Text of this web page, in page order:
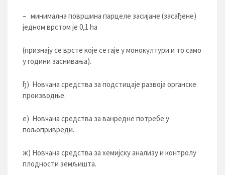
– минимална површина парцеле засијане (засађене)
једном врстом је 0,1 hа
(признају се врсте које се гаје у монокултури и то само
у години заснивања).
ђ) Новчана средства за подстицаје развоја органске
производње.
е) Новчана средства за ванредне потребе у
пољопривреди.
ж) Новчана средства за хемијску анализу и контролу
плодности земљишта.